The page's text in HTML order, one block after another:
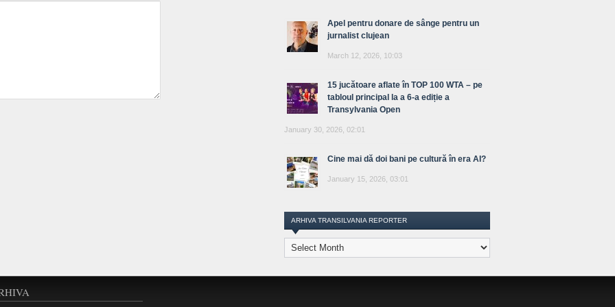
Apel pentru donare de sânge pentru un
jurnalist clujean
March 12, 2026, 10:03
15 jucătoare aflate în TOP 100 WTA – pe
tabloul principal la a 6-a ediție a
Transylvania Open
January 30, 2026, 02:01
Cine mai dă doi bani pe cultură în era AI?
January 15, 2026, 03:01
ARHIVA TRANSILVANIA REPORTER
Arhiva
Transilvania